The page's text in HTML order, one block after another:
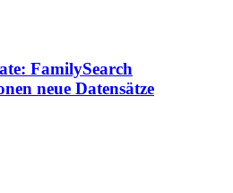
FamilySearch
neue Datensätze